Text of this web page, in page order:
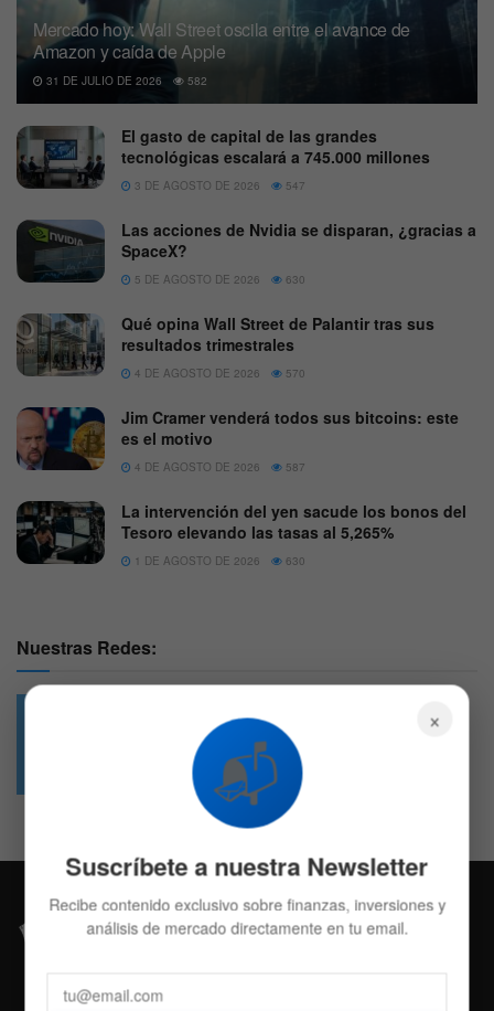
Mercado hoy: Wall Street oscila entre el avance de
Amazon y caída de Apple
31 DE JULIO DE 2026 582
El gasto de capital de las grandes
tecnológicas escalará a 745.000 millones
3 DE AGOSTO DE 2026 547
Las acciones de Nvidia se disparan, ¿gracias a
SpaceX?
5 DE AGOSTO DE 2026 630
Qué opina Wall Street de Palantir tras sus
resultados trimestrales
4 DE AGOSTO DE 2026 570
Jim Cramer venderá todos sus bitcoins: este
es el motivo
4 DE AGOSTO DE 2026 587
La intervención del yen sacude los bonos del
Tesoro elevando las tasas al 5,265%
1 DE AGOSTO DE 2026 630
Nuestras Redes:
4.7k
Followers
×
📬
Suscríbete a nuestra Newsletter
Recibe contenido exclusivo sobre finanzas, inversiones y
análisis de mercado directamente en tu email.